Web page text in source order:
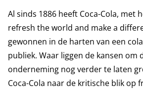
Al sinds 1886 heeft Coca-Cola, met
refresh the world and make a
gewonnen in de harten van een
publiek. Waar liggen de kansen om
onderneming nog verder te laten
Coca-Cola naar de kritische blik op